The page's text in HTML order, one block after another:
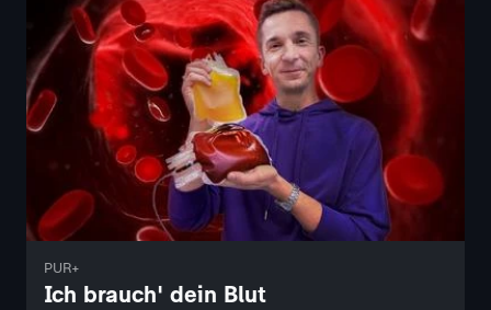
PUR+
Ich brauch' dein Blut